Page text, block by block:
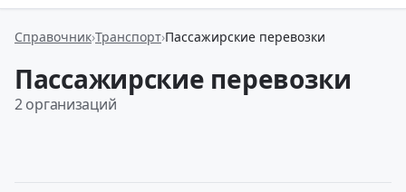
Справочник Транспорт Пассажирские перевозки
Пассажирские перевозки
2 организаций